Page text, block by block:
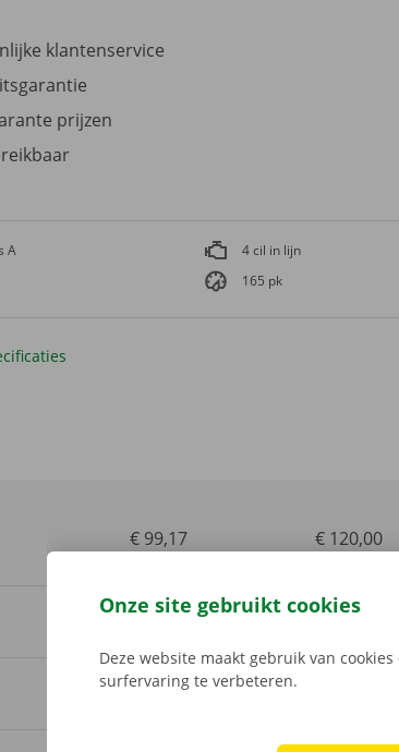
klantenservice
prijzen
A
4 cil in lijn
165 pk
€ 99,17 € 120,00
€ 123,97 € 150,00
€ 123,97
Onze site gebruikt cookies
Deze website maakt gebruik van
surfervaring te verbeteren.